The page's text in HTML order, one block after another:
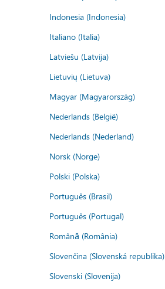
Indonesia (Indonesia)
Italiano (Italia)
Latviešu (Latvija)
Lietuvių (Lietuva)
Magyar (Magyarország)
Nederlands (België)
Nederlands (Nederland)
Norsk (Norge)
Polski (Polska)
Português (Brasil)
Português (Portugal)
Română (România)
Slovenčina (Slovenská republika)
Slovenski (Slovenija)